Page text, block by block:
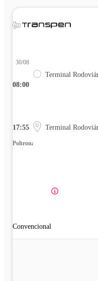
08:00
30/08
Terminal
17:55 Terminal
Poltrona
Convencional